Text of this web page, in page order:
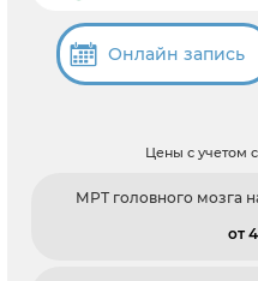
Онлайн запись
Цены с учетом
МРТ головного мозга
от